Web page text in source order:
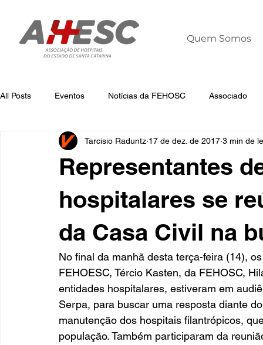
Quem Somos
All Posts Eventos Notícias da FEHOSC Associado
Notícias da AHESC Liderança Dia
Representantes
hospitalares se
da Casa Civil na
Tarcisio Raduntz 17 de dez. de 2017 3 min de
No final da manhã desta terça-feira (14),
FEHOESC, Tércio Kasten, da FEHOSC,
entidades hospitalares, estiveram em
Serpa, para buscar uma resposta diante
manutenção dos hospitais filantrópicos,
população. Também participaram da